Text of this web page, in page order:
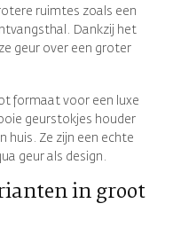
ruimtes zoals een
Dankzij het
geur over een groter
formaat voor een luxe
geurstokjes houder
huis. Ze zijn een echte
geur als design.
in groot